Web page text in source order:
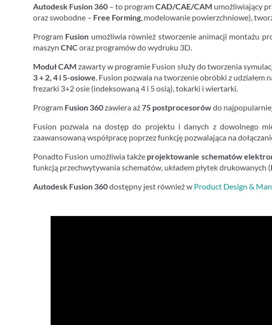
Autodesk Fusion 360 – to programCAD/CAE/CAM umożliwiający
oraz swobodne – Free Forming, modelowanie powierzchniowe),
Program Fusion umożliwia również stworzenie animacji montażu
maszyn CNC oraz programów do wydruku 3D.
Moduł CAM zawarty w programie Fusion służy do tworzenia
3 + 2, 4 i 5-osiowe. Fusion pozwala na tworzenie obróbki z
frezarki 3+2 osie (indeksowaną 4 i 5 osią), tokarki i wiertarki.
Program Fusion 360zawiera aż75 postprocesorówdo
Fusion pozwala na dostęp do projektu i danych z dowolnego
zaawansowaną współpracę poprzez funkcję pozwalająca na
Ponadto Fusion umożliwia także projektowanie schematów
funkcją przechwytywania schematów, układem płytek drukowanych (
Autodesk Fusion 360dostępny jest również w Product Design &